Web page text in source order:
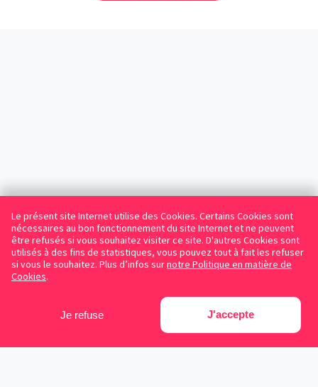
Le présent site Internet utilise des Cookies. Certains Cookies sont
nécessaires au bon fonctionnement du site Internet et ne peuvent
être refusés si vous souhaitez visiter ce site. D'autres Cookies sont
utilisés à des fins de statistiques, vous pouvez tout à fait les refuser
si vous le souhaitez. Plus d’infos surnotre Politique en matière de
Cookies.
Je refuse J'accepte